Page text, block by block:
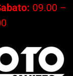
09.00 –